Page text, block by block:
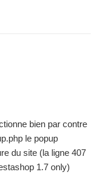
bien par contre
le popup
du site (la ligne 407
1.7 only)